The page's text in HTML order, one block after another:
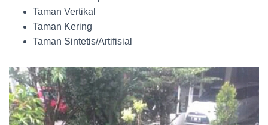
Taman Vertikal
Taman Kering
Taman Sintetis/Artifisial